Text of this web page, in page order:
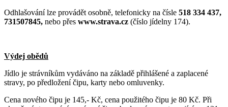
Odhlašování lze provádět osobně, telefonicky na čísle 518 334 437,
731507845, nebo přes www.strava.cz (číslo jídelny 174).
Výdej obědů
Jídlo je strávníkům vydáváno na základě přihlášené a zaplacené
stravy, po předložení čipu, karty nebo omluvenky.
Cena nového čipu je 145,- Kč, cena použitého čipu je 80 Kč. Při